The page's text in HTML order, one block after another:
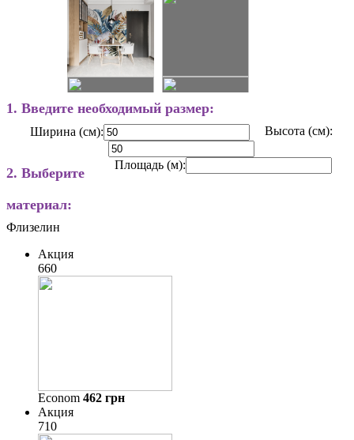
1. Введите необходимый размер:
Ширина (см): Высота (см):
Площадь (м):
2. Выберите
материал:
Флизелин
Акция
660
Econom 462 грн
Акция
710